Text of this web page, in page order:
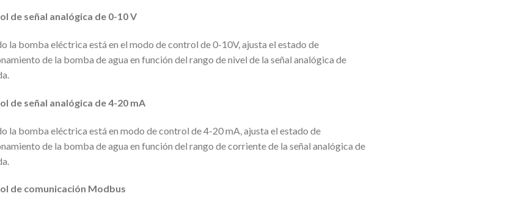
de señal analógica de 0-10 V
la bomba eléctrica está en el modo de control de 0-10V, ajusta el estado de
de la bomba de agua en función del rango de nivel de la señal analógica de
de señal analógica de 4-20 mA
la bomba eléctrica está en modo de control de 4-20 mA, ajusta el estado de
de la bomba de agua en función del rango de corriente de la señal analógica de
de comunicación Modbus